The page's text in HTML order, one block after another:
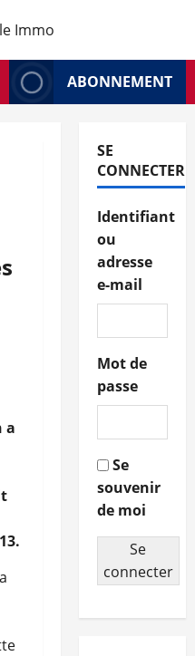
ABONNEMENT
a
SE
CONNECTER
Identifiant
ou
adresse
e-mail
Mot de
passe
Se
souvenir
de moi
Se
connecter